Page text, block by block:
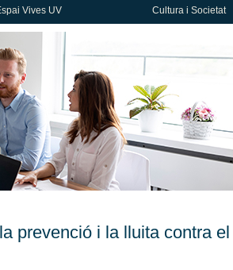
Vives UV Cultura i Societat
prevenció i la lluita contra